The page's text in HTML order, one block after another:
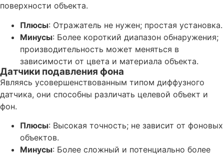
поверхности объекта.
Плюсы: Отражатель не нужен; простая установка.
Минусы: Более короткий диапазон обнаружения;
производительность может меняться в
зависимости от цвета и материала объекта.
Датчики подавления фона
Являясь усовершенствованным типом диффузного
датчика, они способны различать целевой объект и
фон.
Плюсы: Высокая точность; не зависит от фоновых
объектов.
Минусы: Более сложный и потенциально более